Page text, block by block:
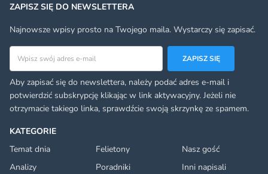
KATEGORIE
Temat dnia
Felietony
Nasz gość
Analizy
Poradniki
Inni napisali
ZAPISZ SIĘ DO NEWSLETTERA
Najnowsze wpisy prosto na Twojego maila. Wystarczy się zapisać.
Adres email
ZAPISZ SIĘ
Aby zapisać się do newslettera, należy podać adres e-mail i
potwierdzić subskrypcję klikając w link aktywacyjny. Jeżeli nie
otrzymacie takiego linka, sprawdźcie swoją skrzynkę ze spamem.